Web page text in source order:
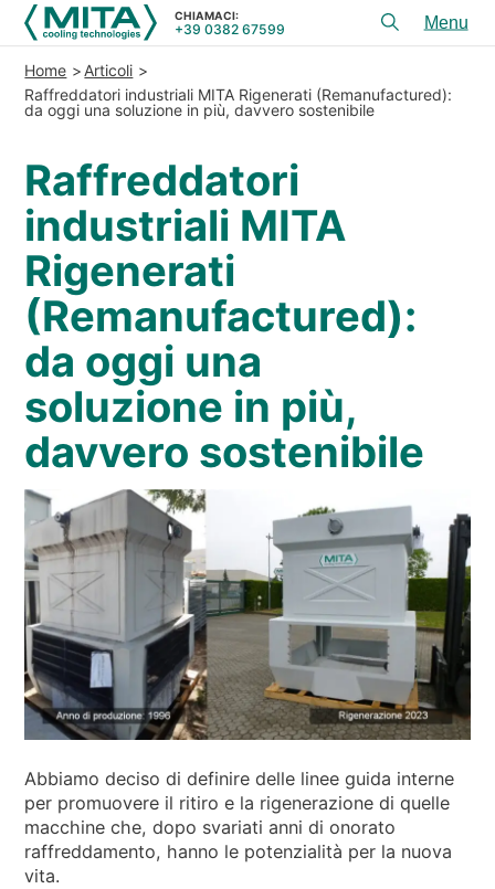
REFERENZE
NEWS & EVENTI
CHI SIAMO
SOSTENIBILITÀ
ARTICOLI TECNICI
AREA RISERVATA
IT EN FR DE PL
CHIAMACI:
+39 0382 67599
menu
PRODOTTI
SERVIZI E CONSULENZA
SERVICE
RISORSE
CONTATTI
CHIAMACI: +39 0382 67599
Home
Articoli
Raffreddatori industriali MITA Rigenerati (Remanufactured):
da oggi una soluzione in più, davvero sostenibile
Raffreddatori
industriali MITA
Rigenerati
(Remanufactured):
da oggi una
soluzione in più,
davvero sostenibile
Abbiamo deciso di definire delle linee guida interne
per promuovere il ritiro e la rigenerazione di quelle
macchine che, dopo svariati anni di onorato
raffreddamento, hanno le potenzialità per la nuova
vita.